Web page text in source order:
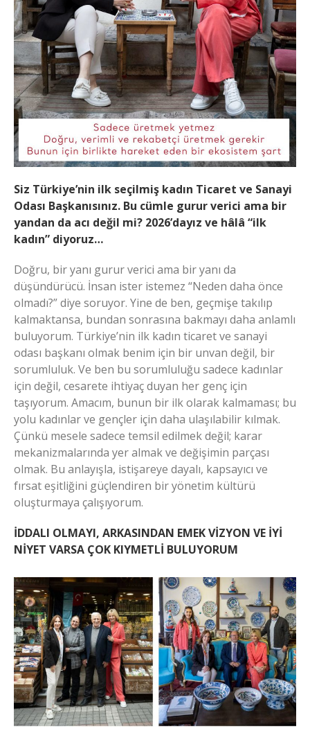
Siz Türkiye’nin ilk seçilmiş kadın Ticaret ve Sanayi
Odası Başkanısınız. Bu cümle gurur verici ama bir
yandan da acı değil mi? 2026’dayız ve hâlâ “ilk
kadın” diyoruz…
Doğru, bir yanı gurur verici ama bir yanı da
düşündürücü. İnsan ister istemez “Neden daha önce
olmadı?” diye soruyor. Yine de ben, geçmişe takılıp
kalmaktansa, bundan sonrasına bakmayı daha anlamlı
buluyorum. Türkiye’nin ilk kadın ticaret ve sanayi
odası başkanı olmak benim için bir unvan değil, bir
sorumluluk. Ve ben bu sorumluluğu sadece kadınlar
için değil, cesarete ihtiyaç duyan her genç için
taşıyorum. Amacım, bunun bir ilk olarak kalmaması; bu
yolu kadınlar ve gençler için daha ulaşılabilir kılmak.
Çünkü mesele sadece temsil edilmek değil; karar
mekanizmalarında yer almak ve değişimin parçası
olmak. Bu anlayışla, istişareye dayalı, kapsayıcı ve
fırsat eşitliğini güçlendiren bir yönetim kültürü
oluşturmaya çalışıyorum.
İDDALI OLMAYI, ARKASINDAN EMEK VİZYON VE İYİ
NİYET VARSA ÇOK KIYMETLİ BULUYORUM